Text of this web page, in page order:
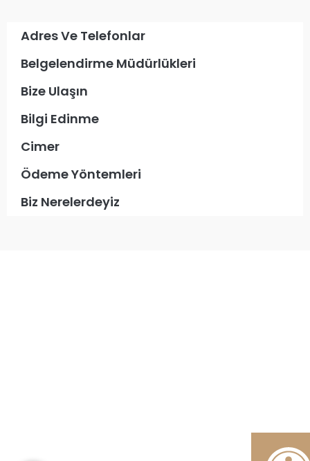
Adres Ve Telefonlar
Belgelendirme Müdürlükleri
Bize Ulaşın
Bilgi Edinme
Cimer
Ödeme Yöntemleri
Biz Nerelerdeyiz